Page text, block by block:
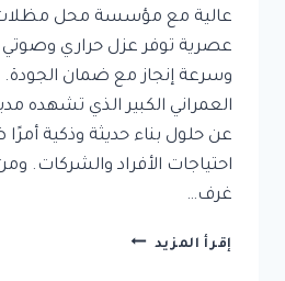
عالية مع مؤسسة محل مظلات
عصرية توفر عزل حراري وصوتي
وسرعة إنجاز مع ضمان
العمراني الكبير الذي تشهده
عن حلول بناء حديثة وذكية أمرًا
احتياجات الأفراد والشركات.
غرف…
إقرأ المزيد غرف